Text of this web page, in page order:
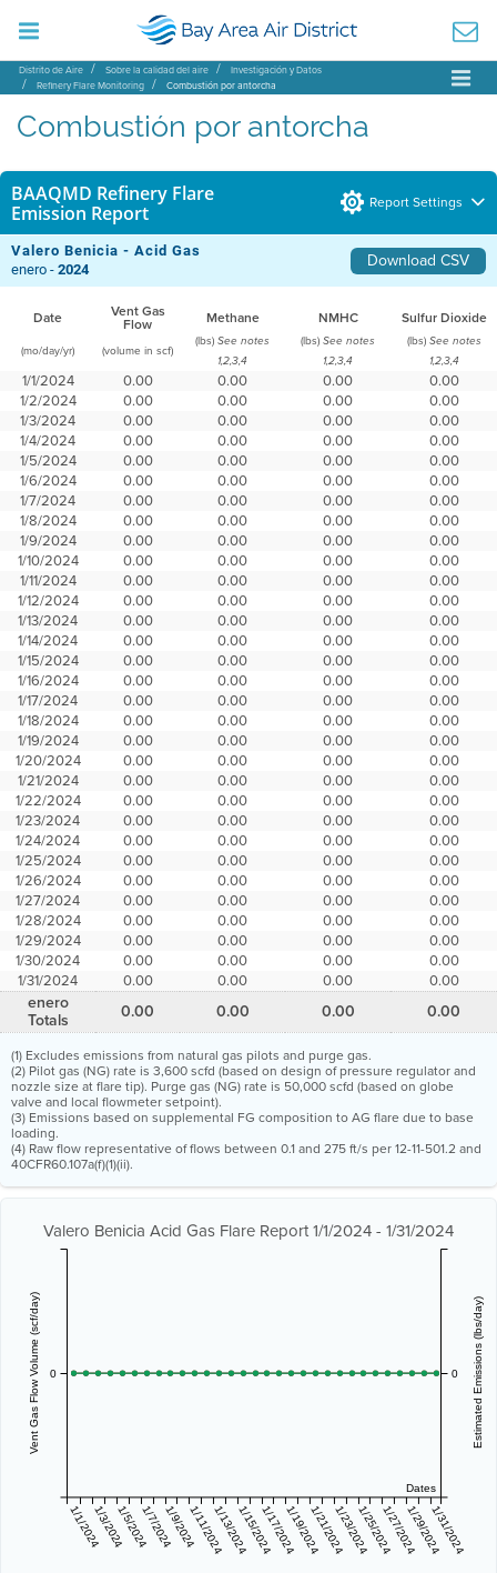
Distrito de Aire Sobre la calidad del aire
Investigación y Datos
Refinery Flare Monitoring
Combustión por antorcha
Combustión por antorcha
BAAQMD Refinery Flare
Emission Report
Report Settings
Valero Benicia - Acid Gas Download CSV
enero -2024
Date Vent Gas
Flow Methane NMHC Sulfur Dioxide
(mo/day/yr) (volume in scf)
(lbs) See notes
1,2,3,4
(lbs) See notes
1,2,3,4
(lbs) See notes
1,2,3,4
1/1/2024 0.00 0.00 0.00
0.00
1/2/2024
0.00 0.00 0.00
0.00
1/3/2024
0.00 0.00 0.00
0.00
1/4/2024
0.00 0.00 0.00
0.00
1/5/2024
0.00 0.00 0.00
0.00
1/6/2024
0.00 0.00 0.00
0.00
1/7/2024
0.00 0.00 0.00
0.00
1/8/2024
0.00 0.00 0.00
0.00
1/9/2024
0.00 0.00 0.00
0.00
1/10/2024
0.00 0.00 0.00
0.00
1/11/2024
0.00 0.00 0.00
0.00
1/12/2024
0.00 0.00 0.00
0.00
1/13/2024
0.00 0.00 0.00
0.00
1/14/2024
0.00 0.00 0.00
0.00
1/15/2024
0.00 0.00 0.00
0.00
1/16/2024
0.00 0.00 0.00
0.00
1/17/2024
0.00 0.00 0.00
0.00
1/18/2024
0.00 0.00 0.00
0.00
1/19/2024
0.00 0.00 0.00
0.00
1/20/2024
0.00 0.00 0.00
0.00
1/21/2024
0.00 0.00 0.00
0.00
1/22/2024
0.00 0.00 0.00
0.00
1/23/2024
0.00 0.00 0.00
0.00
1/24/2024
0.00 0.00 0.00
0.00
1/25/2024
0.00 0.00 0.00
0.00
1/26/2024
0.00 0.00 0.00
0.00
1/27/2024
0.00 0.00 0.00
0.00
1/28/2024
0.00 0.00 0.00
0.00
1/29/2024
0.00 0.00 0.00
0.00
1/30/2024
0.00 0.00 0.00
0.00
1/31/2024
0.00 0.00 0.00 0.00
enero
Totals 0.00 0.00 0.00 0.00
(1) Excludes emissions from natural gas pilots and purge gas.
(2) Pilot gas (NG) rate is 3,600 scfd (based on design of pressure regulator and
nozzle size at flare tip). Purge gas (NG) rate is 50,000 scfd (based on globe
valve and local flowmeter setpoint).
(3) Emissions based on supplemental FG composition to AG flare due to base
loading.
(4) Raw flow representative of flows between 0.1 and 275 ft/s per 12-11-501.2 and
40CFR60.107a(f)(1)(ii).
Valero Benicia Acid Gas Flare Report 1/1/2024 - 1/31/2024
Dates
1/1/20241/3/20241/5/20241/7/20241/9/20241/11/20241/13/20241/15/20241/17/20241/19/20241/21/20241/23/20241/25/20241/27/20241/29/20241/31/2024
Vent Gas Flow Volume (scf/day) 0 Estimated Emissions (lbs/day)
0